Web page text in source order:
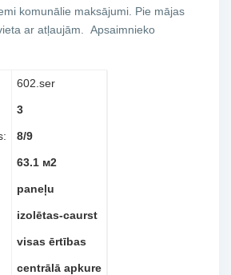
komunālie maksājumi. Pie mājas
ar atļaujām. Apsaimnieko
602.ser
3
8/9
63.1 м2
paneļu
izolētas-caurst
visas ērtības
centrālā apkure